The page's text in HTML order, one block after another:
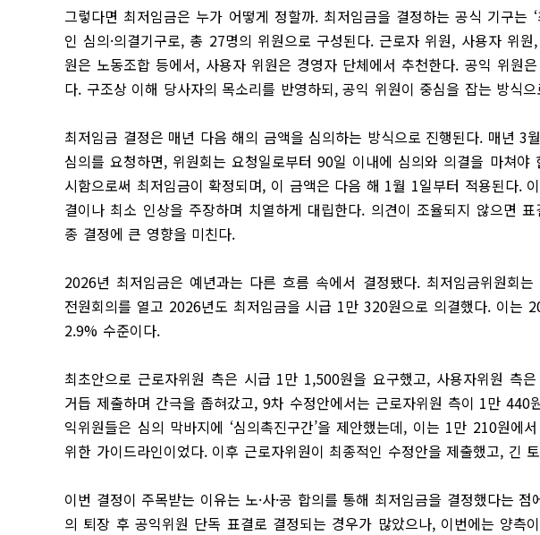
그렇다면 최저임금은 누가 어떻게 정할까. 최저임금을 결정하는 공식 기구는
인 심의·의결기구로, 총 27명의 위원으로 구성된다. 근로자 위원, 사용자 위
원은 노동조합 등에서, 사용자 위원은 경영자 단체에서 추천한다. 공익 위원
다. 구조상 이해 당사자의 목소리를 반영하되, 공익 위원이 중심을 잡는 방식
최저임금 결정은 매년 다음 해의 금액을 심의하는 방식으로 진행된다. 매년 3
심의를 요청하면, 위원회는 요청일로부터 90일 이내에 심의와 의결을 마쳐
시함으로써 최저임금이 확정되며, 이 금액은 다음 해 1월 1일부터 적용된다.
결이나 최소 인상을 주장하며 치열하게 대립한다. 의견이 조율되지 않으면
종 결정에 큰 영향을 미친다.
2026년 최저임금은 예년과는 다른 흐름 속에서 결정됐다. 최저임금위원회
전원회의를 열고 2026년도 최저임금을 시급 1만 320원으로 의결했다. 이는
2.9% 수준이다.
최초안으로 근로자위원 측은 시급 1만 1,500원을 요구했고, 사용자위원 측
거듭 제출하며 간극을 좁혀갔고, 9차 수정안에서는 근로자위원 측이 1만
익위원들은 심의 막바지에 ‘심의촉진구간’을 제안했는데, 이는 1만 210원
위한 가이드라인이었다. 이후 근로자위원이 최종적인 수정안을 제출했고, 긴
이번 결정이 주목받는 이유는 노·사·공 합의를 통해 최저임금을 결정했다는
의 퇴장 후 공익위원 단독 표결로 결정되는 경우가 많았으나, 이번에는 양측